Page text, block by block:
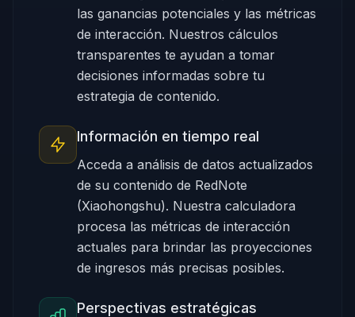
las ganancias potenciales y las métricas
de interacción. Nuestros cálculos
transparentes te ayudan a tomar
decisiones informadas sobre tu
estrategia de contenido.
Información en tiempo real
Acceda a análisis de datos actualizados
de su contenido de RedNote
(Xiaohongshu). Nuestra calculadora
procesa las métricas de interacción
actuales para brindar las proyecciones
de ingresos más precisas posibles.
Perspectivas estratégicas